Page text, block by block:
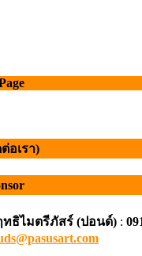
อเรา)
ธิไมตรีภัสร์ (ปอนด์) :